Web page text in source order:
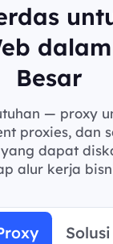
Besar
— proxy
proxies, dan
dapat
alur kerja